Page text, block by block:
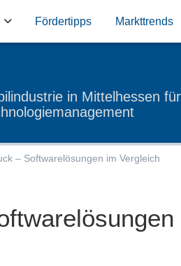
Förder­tipps Markt­trends
in Mittel­hessen für
– Softwarelösungen im Vergleich